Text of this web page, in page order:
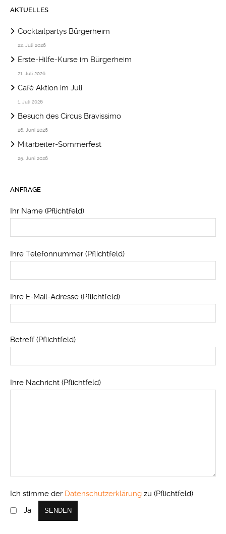
AKTUELLES
Cocktailpartys Bürgerheim
22. Juli 2026
Erste-Hilfe-Kurse im Bürgerheim
21. Juli 2026
Café Aktion im Juli
1. Juli 2026
Besuch des Circus Bravissimo
26. Juni 2026
Mitarbeiter-Sommerfest
25. Juni 2026
ANFRAGE
Ihr Name (Pflichtfeld)
Ihre Telefonnummer (Pflichtfeld)
Ihre E-Mail-Adresse (Pflichtfeld)
Betreff (Pflichtfeld)
Ihre Nachricht (Pflichtfeld)
Ich stimme der Datenschutzerklärung zu (Pflichtfeld)
Ja